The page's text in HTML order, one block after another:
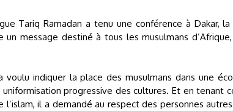
Tariq Ramadan a tenu une conférence à Dakar,
un message destiné à tous les musulmans
voulu indiquer la place des musulmans dans une
uniformisation progressive des cultures. Et en tenant
l’islam, il a demandé au respect des personnes